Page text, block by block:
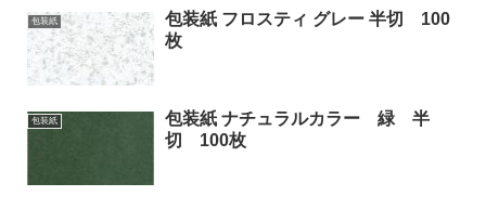
包装紙
包装紙 フロスティ グレー 半切 100
枚
包装紙
包装紙 ナチュラルカラー 緑 半
切 100枚